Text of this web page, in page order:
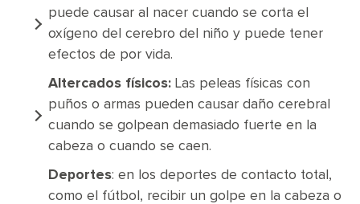
puede causar al nacer cuando se corta el
oxígeno del cerebro del niño y puede tener
efectos de por vida.
Altercados físicos: Las peleas físicas con
puños o armas pueden causar daño cerebral
cuando se golpean demasiado fuerte en la
cabeza o cuando se caen.
Deportes: en los deportes de contacto total,
como el fútbol, recibir un golpe en la cabeza o